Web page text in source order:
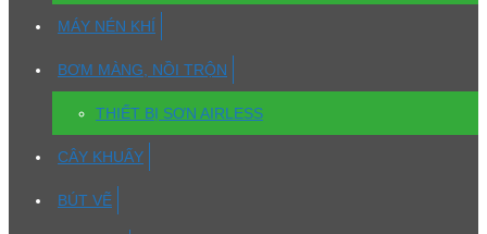
MÁY NÉN KHÍ
BƠM MÀNG, NỒI TRỘN
THIẾT BỊ SƠN AIRLESS
CÂY KHUẤY
BÚT VẼ